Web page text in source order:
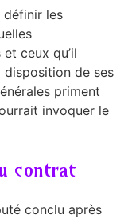
les
ceux qu’il
disposition de ses
priment
invoquer le
contrat
conclu après